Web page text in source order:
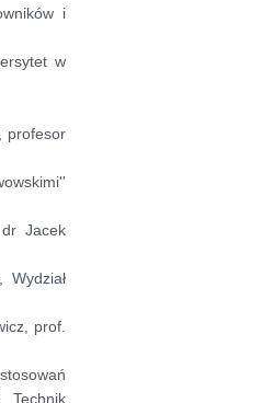
i
w
profesor
''
Jacek
prof.